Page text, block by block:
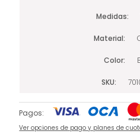
Medidas
Material
Color
SKU
Pagos:
Ver opciones de pago y planes de